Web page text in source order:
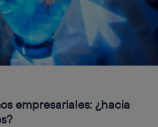
empresariales: ¿hacia